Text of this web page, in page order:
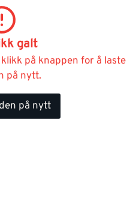
galt
på knappen for å laste
på nytt.
på nytt